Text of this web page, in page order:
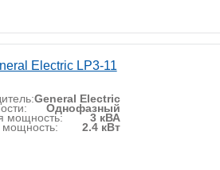
Electric LP3-11
General Electric
Однофазный
мощность: 3 кВА
мощность: 2.4 кВт